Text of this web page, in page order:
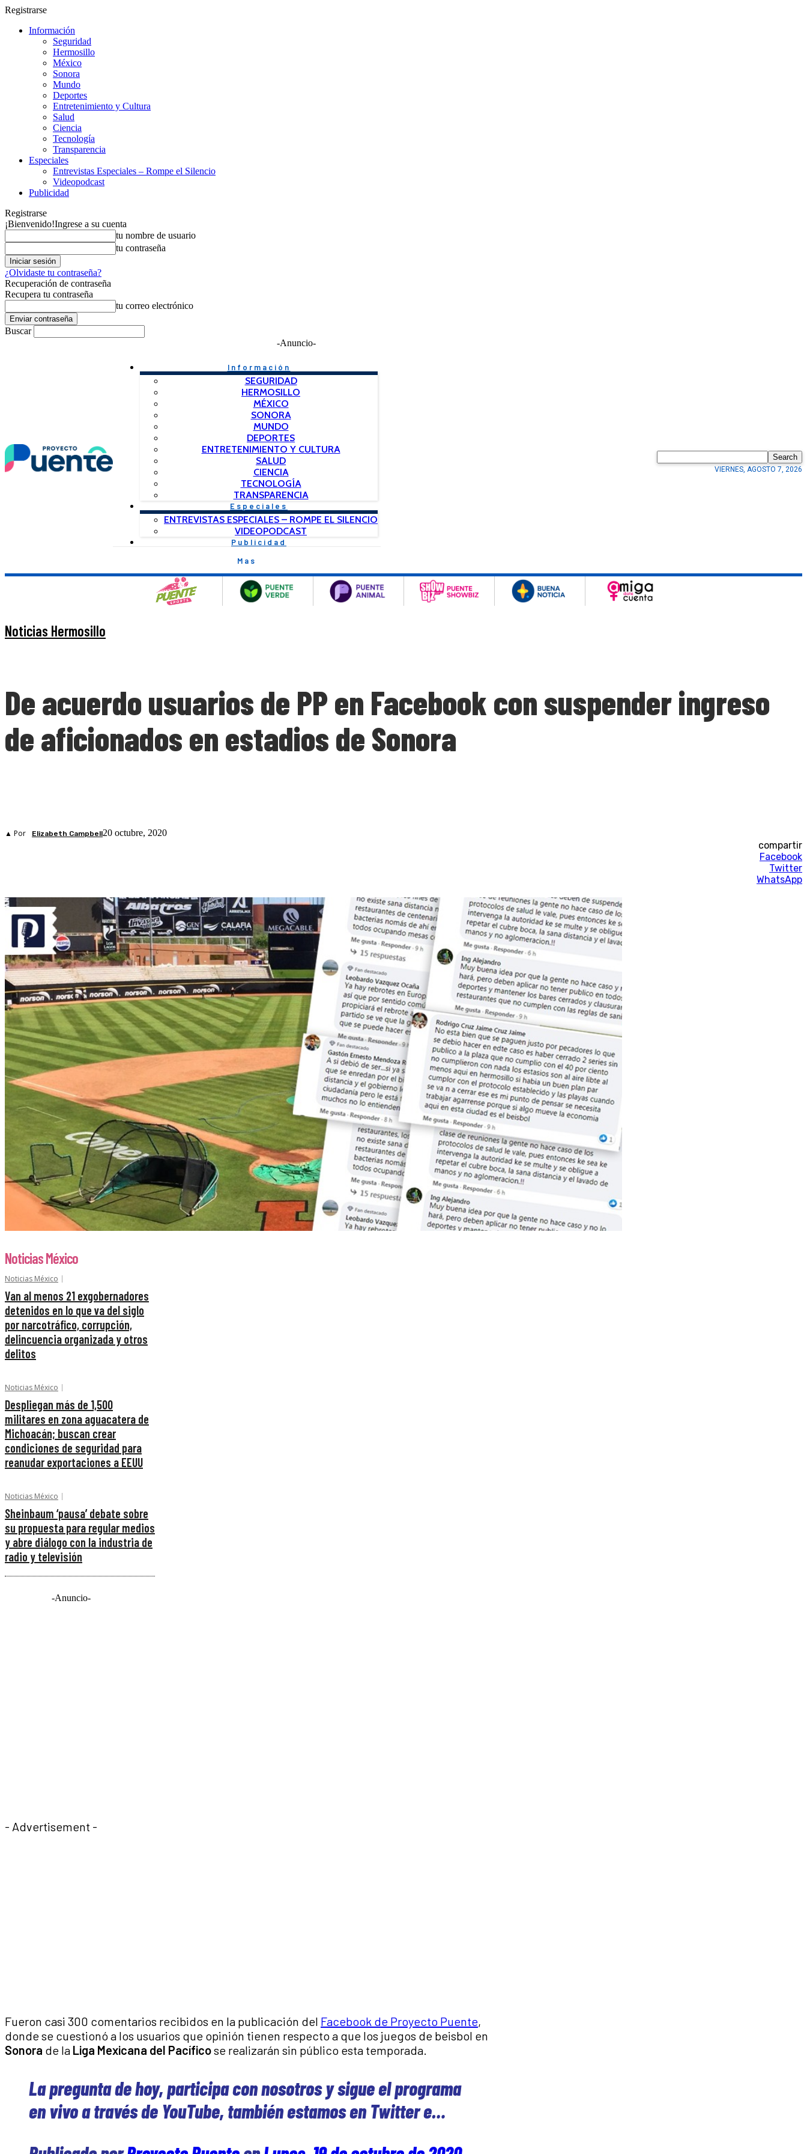
Registrarse
Información
Seguridad
Hermosillo
México
Sonora
Mundo
Deportes
Entretenimiento y Cultura
Salud
Ciencia
Tecnología
Transparencia
Especiales
Entrevistas Especiales – Rompe el Silencio
Videopodcast
Publicidad
Registrarse
¡Bienvenido!Ingrese a su cuenta
tu nombre de usuario
tu contraseña
¿Olvidaste tu contraseña?
Recuperación de contraseña
Recupera tu contraseña
tu correo electrónico
Buscar
-Anuncio-
Información
SEGURIDAD
HERMOSILLO
MÉXICO
SONORA
MUNDO
DEPORTES
ENTRETENIMIENTO Y CULTURA
SALUD
CIENCIA
TECNOLOGÍA
TRANSPARENCIA
Especiales
ENTREVISTAS ESPECIALES – ROMPE EL SILENCIO
VIDEOPODCAST
Publicidad
Mas
Search
VIERNES, AGOSTO 7, 2026
Noticias Hermosillo
De acuerdo usuarios de PP en Facebook con suspender ingreso
de aficionados en estadios de Sonora
▲ Por Elizabeth Campbell20 octubre, 2020
compartir
Facebook
Twitter
WhatsApp
Noticias México
Noticias México
Van al menos 21 exgobernadores
detenidos en lo que va del siglo
por narcotráfico, corrupción,
delincuencia organizada y otros
delitos
Noticias México
Despliegan más de 1,500
militares en zona aguacatera de
Michoacán; buscan crear
condiciones de seguridad para
reanudar exportaciones a EEUU
Noticias México
Sheinbaum ‘pausa’ debate sobre
su propuesta para regular medios
y abre diálogo con la industria de
radio y televisión
-Anuncio-
- Advertisement -
Fueron casi 300 comentarios recibidos en la publicación del Facebook de Proyecto Puente,
donde se cuestionó a los usuarios que opinión tienen respecto a que los juegos de beisbol en
Sonora de la Liga Mexicana del Pacíficose realizarán sin público esta temporada.
La pregunta de hoy, participa con nosotros y sigue el programa
en vivo a través de YouTube, también estamos en Twitter e…